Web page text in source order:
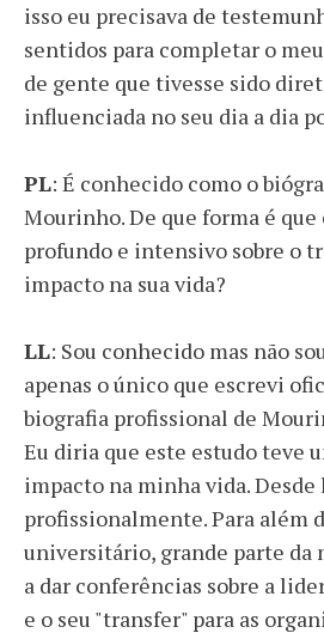
isso eu precisava de
sentidos para completar o
de gente que tivesse sido
influenciada no seu dia a dia
PL: É conhecido como o
Mourinho. De que forma é que
profundo e intensivo sobre o
impacto na sua vida?
LL: Sou conhecido mas não
apenas o único que escrevi
biografia profissional de
Eu diria que este estudo teve
impacto na minha vida. Desde
profissionalmente. Para além
universitário, grande parte da
a dar conferências sobre a
e o seu "transfer" para as